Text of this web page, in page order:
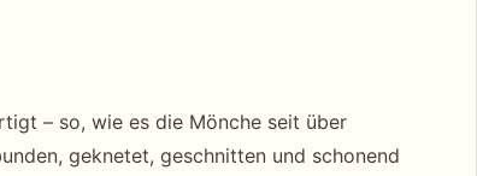
– so, wie es die Mönche seit über
geknetet, geschnitten und schonend